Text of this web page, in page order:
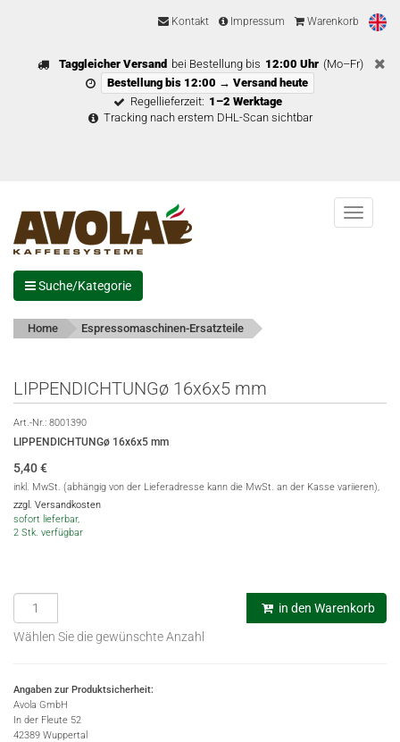
Kontakt Impressum Warenkorb
Taggleicher Versand bei Bestellung bis 12:00 Uhr (Mo–Fr)
Bestellung bis 12:00 → Versand heute
Regellieferzeit: 1–2 Werktage
Tracking nach erstem DHL-Scan sichtbar
Menu
Suche/Kategorie
Home Espressomaschinen-Ersatzteile
LIPPENDICHTUNGø 16x6x5 mm
Art.-Nr.: 8001390
LIPPENDICHTUNGø 16x6x5 mm
5,40€
inkl. MwSt. (abhängig von der Lieferadresse kann die MwSt. an der Kasse variieren),
zzgl. Versandkosten
sofort lieferbar,
2 Stk. verfügbar
in den Warenkorb
Wählen Sie die gewünschte Anzahl
Angaben zur Produktsicherheit:
Avola GmbH
In der Fleute 52
42389 Wuppertal